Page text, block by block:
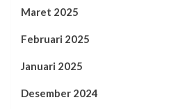
Maret 2025
Februari 2025
Januari 2025
Desember 2024